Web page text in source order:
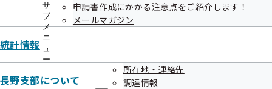
サ
ブ
メ
ニ
ュ
ー
申請書作成にかかる注意点をご紹介します！
メールマガジン
統計情報
長野支部について
所在地・連絡先
調達情報
長野支部公式LINE